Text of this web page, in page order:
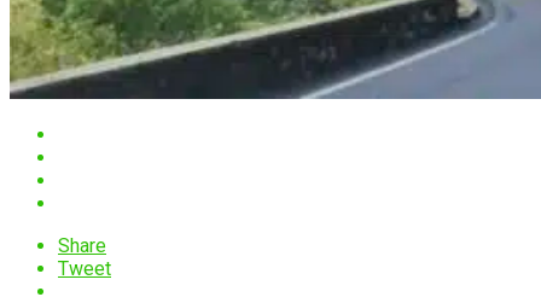
Share
Tweet